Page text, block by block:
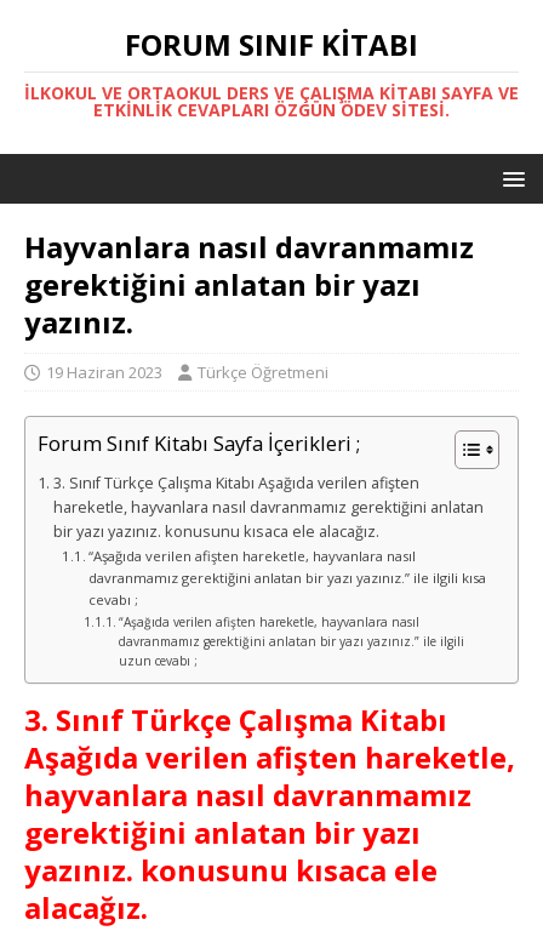
FORUM SINIF KITABI
İLKOKUL VE ORTAOKUL DERS VE ÇALIŞMA KITABI SAYFA VE
ETKINLIK CEVAPLARI ÖZGÜN ÖDEV SITESI.
Hayvanlara nasıl davranmamız
gerektiğini anlatan bir yazı
yazınız.
19 Haziran 2023 Türkçe Öğretmeni
Forum Sınıf Kitabı Sayfa İçerikleri ;
3. Sınıf Türkçe Çalışma Kitabı Aşağıda verilen afişten
hareketle, hayvanlara nasıl davranmamız gerektiğini anlatan
bir yazı yazınız. konusunu kısaca ele alacağız.
“Aşağıda verilen afişten hareketle, hayvanlara nasıl
davranmamız gerektiğini anlatan bir yazı yazınız.” ile ilgili kısa
cevabı ;
“Aşağıda verilen afişten hareketle, hayvanlara nasıl
davranmamız gerektiğini anlatan bir yazı yazınız.” ile ilgili
uzun cevabı ;
3. Sınıf Türkçe Çalışma Kitabı
Aşağıda verilen afişten hareketle,
hayvanlara nasıl davranmamız
gerektiğini anlatan bir yazı
yazınız. konusunu kısaca ele
alacağız.